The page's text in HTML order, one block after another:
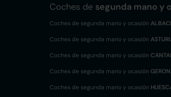
Coches de segunda mano y
Coches de segunda mano y ocasión
Coches de segunda mano y ocasión
Coches de segunda mano y ocasión
Coches de segunda mano y ocasión
Coches de segunda mano y ocasión